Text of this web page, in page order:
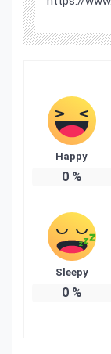
Happy
0%
Sleepy
0%